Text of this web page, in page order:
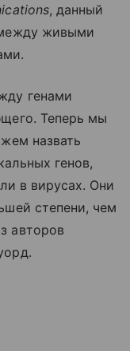
, данный
между живыми
генами
Теперь мы
назвать
генов,
в вирусах. Они
степени, чем
авторов